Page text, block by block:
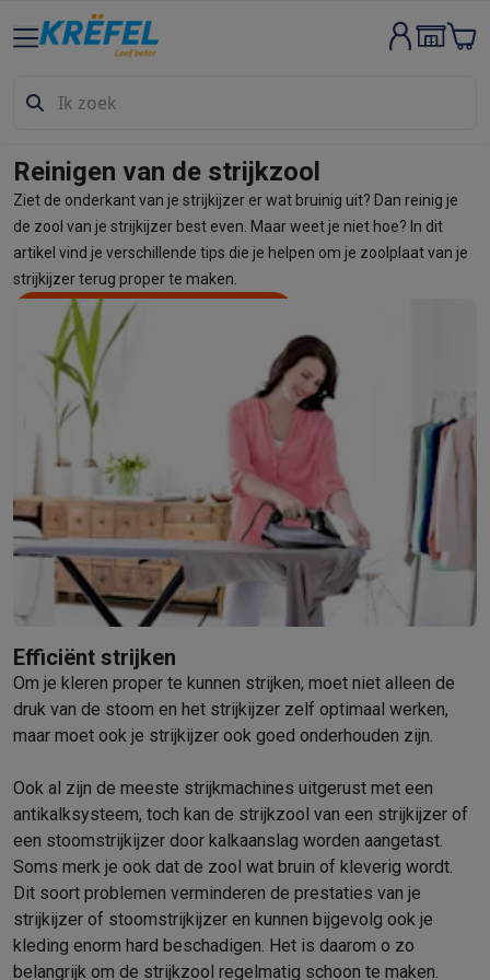
Groot elektro & inbouw
VaatwassersVaatwassers
Inbouwtoestellen
Inbouw vaatwassers Inbouw ovens
Ovens & microgolfovens OvensMicrogolfovens
KookplatenKookplatenInductiekookplatenKeramische
Dampkappen
Dampkappen
Fornuizen Gemengde fornuizen Elektrische fornuizen
Kleine inbouwtoestellenWarmhoudlades
Kleine keukenapparaten
KoffieKoffiemachines Volautomatische koffiemachines
OntbijtWaterkokers BroodroostersBroodbakmachines
Frituren & grillen
Friteuses Grills TeppanYaki
Croque
Robots & mixers
Mixers
Koken & stomenMulticookers Rijst- en stoomkokers
Gourmet toestellen Fondue Raclette TeppanYaki
Barbecues
Elektrische barbecuesHoutskoolbarbecues
Koude drankenJuicersBruiswatermachinesWaterfilterkannen
Kookgerei PannenKookpotten Keukenweegschalen
DessertsWafelijzersIjsmachines Pannenkoekenmakers
Smart gardenBinnentuinKruidenCompost machines
Huishouden & airco
StofzuigenStofzuigers RobotstofzuigersSteelstofzuigers
RobotsRobotstofzuigersDweilrobotsRobotmaaiers
SchoonmakenVloerreinigersStoomreinigersTapijtreinigers
Naaien NaaimachinesAccessoires
VerkoelenMobiele airco’sAircoolersVentilatorsAccessoires
LuchtbehandelingLuchtreinigersLuchtbevochtigers
VerwarmenElektrische verwarming Elektrische dekens
Wassen & drogenWasmachinesDroogkastenWasmachine en
HuisdierenAutomatische voerbakAutomatische kattenbak
Beauty & gezondheid
Reinigen van de strijkzool
Ziet de onderkant van je strijkijzer er wat bruinig uit? Dan reinig je
de zool van je strijkijzer best even. Maar weet je niet hoe? In dit
artikel vind je verschillende tips die je helpen om je zoolplaat van je
strijkijzer terug proper te maken.
Ontdek al onze strijkapparaten
Efficiënt strijken
Om je kleren proper te kunnen strijken, moet niet alleen de
druk van de stoom en het strijkijzer zelf optimaal werken,
maar moet ook je strijkijzer ook goed onderhouden zijn.
Ook al zijn de meeste strijkmachines uitgerust met een
antikalksysteem, toch kan de strijkzool van een strijkijzer of
een stoomstrijkijzer door kalkaanslag worden aangetast.
Soms merk je ook dat de zool wat bruin of kleverig wordt.
Dit soort problemen verminderen de prestaties van je
strijkijzer of stoomstrijkijzer en kunnen bijgevolg ook je
kleding enorm hard beschadigen. Het is daarom o zo
belangrijk om de strijkzool regelmatig schoon te maken.